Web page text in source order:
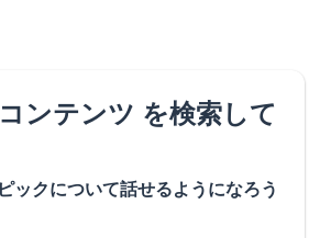
ンテンツ を検索して
ックについて話せるようになろう